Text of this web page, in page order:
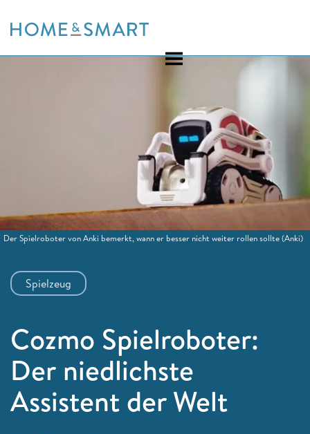
to
Spielzeug
Cozmo Spielroboter:
Der niedlichste
Assistent der Welt
Der Spielroboter von Anki bemerkt, wann er besser nicht weiter rollen sollte(Anki)